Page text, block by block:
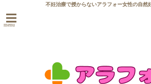
不妊治療で授からないアラフォー女性の自然
menu